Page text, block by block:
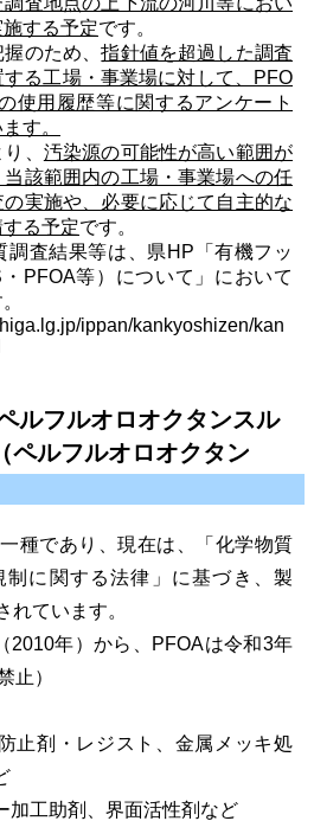
する予定です。
握のため、指針値を超過した調査
る工場・事業場に対して、PFO
使用履歴等に関するアンケート
す。
、 汚染源の可能性が高い範囲が
該範囲内の工場・事業場への任
実施や、必要に応じて自主的な
る予定です。
調査結果等は、県HP「有機フッ
PFOA等）について」において
ippan/kankyoshizen/kan
ルフルオロオクタンスル
ペルフルオロオクタン
種であり、現在は、「化学物質
に関する法律」に基づき、製
れています。
2010年）から、PFOAは令和3年
止）
止剤・レジスト、金属メッキ処
加工助剤、界面活性剤など